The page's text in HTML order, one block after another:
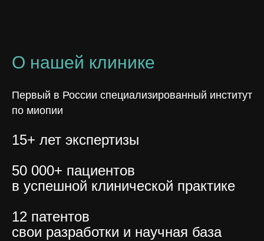
О нашей клинике
Первый в России специализированный институт
по миопии
15+ лет экспертизы
50 000+ пациентов
в успешной клинической практике
12 патентов
свои разработки и научная база